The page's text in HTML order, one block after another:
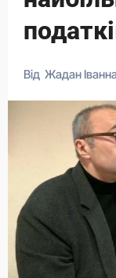
Від Жадан